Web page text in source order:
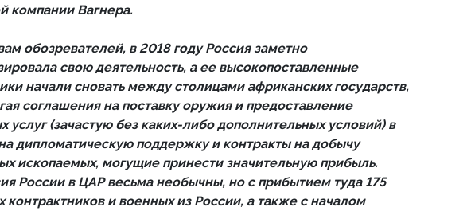
компании Вагнера.
обозревателей, в 2018 году Россия заметно
свою деятельность, а ее высокопоставленные
начали сновать между столицами африканских государств,
соглашения на поставку оружия и предоставление
услуг (зачастую без каких-либо дополнительных условий) в
дипломатическую поддержку и контракты на добычу
ископаемых, могущие принести значительную прибыль.
России в ЦАР весьма необычны, но с прибытием туда 175
контрактников и военных из России, а также с началом